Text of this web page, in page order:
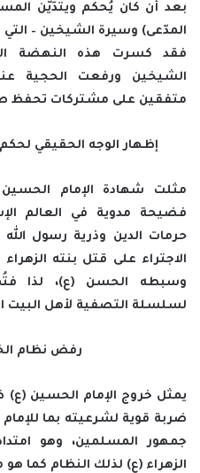
بعد أن كان يُحكم ويتدَيَّن
المدّعى) وسيرة الشيخين – التي
فقد كسرت هذه النهضة
الشيخين ورفعت الحجية
متفقين على مشتركات تحفظ
إظهار الوجه الحقيقي
مثلت شهادة الإمام
فضيحة مدوية في العالم
حرمات الدين وذرية رسول
الاجتراء على قتل بنته
وسبطه الحسن (ع)، لذا
لسلسلة التصفية لأهل البيت
رفض نظام
يمثل خروج الإمام الحسين (ع)
ضربة قوية لشرعيته بما
جمهور المسلمين، وهو
الزهراء (ع) لذلك النظام كما